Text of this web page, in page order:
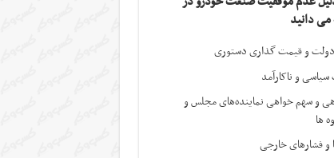
می دانید
و قیمت گذاری دستوری
و ناکارآمد
و سهم خواهی نماینده‌های مجلس و
ها
و فشارهای خارجی